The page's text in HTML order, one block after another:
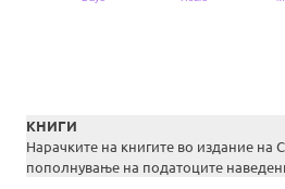
КНИГИ
Нарачките на книгите во издание на
пополнување на податоците